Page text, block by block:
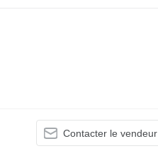
Contacter le vendeur